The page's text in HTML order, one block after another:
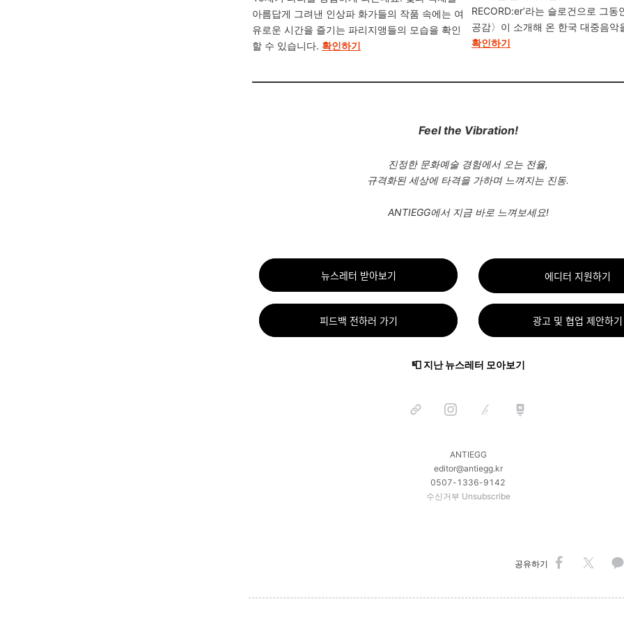
아름답게 그려낸 인상파 화가들의 작품 속에는 여
유로운 시간을 즐기는 파리지앵들의 모습을 확인
할 수 있습니다. 확인하기
RECORD:er’라는 슬로건으로 그동
공감〉이 소개해 온 한국 대중음악
확인하기
Feel the Vibration!
진정한 문화예술 경험에서 오는 전율,
규격화된 세상에 타격을 가하며 느껴지는 진동.
ANTIEGG에서 지금 바로 느껴보세요!
뉴스레터 받아보기 에디터 지원하기
피드백 전하러 가기 광고 및 협업 제안하기
📮 지난 뉴스레터 모아보기
ANTIEGG
editor@antiegg.kr
0507-1336-9142
수신거부 Unsubscribe
공유하기